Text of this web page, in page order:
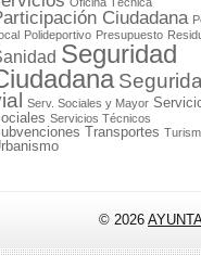
Ciudadana
Polideportivo Presupuesto
Seguridad
Serv. Sociales y Mayor
Servicios Técnicos
Transportes
© 2026